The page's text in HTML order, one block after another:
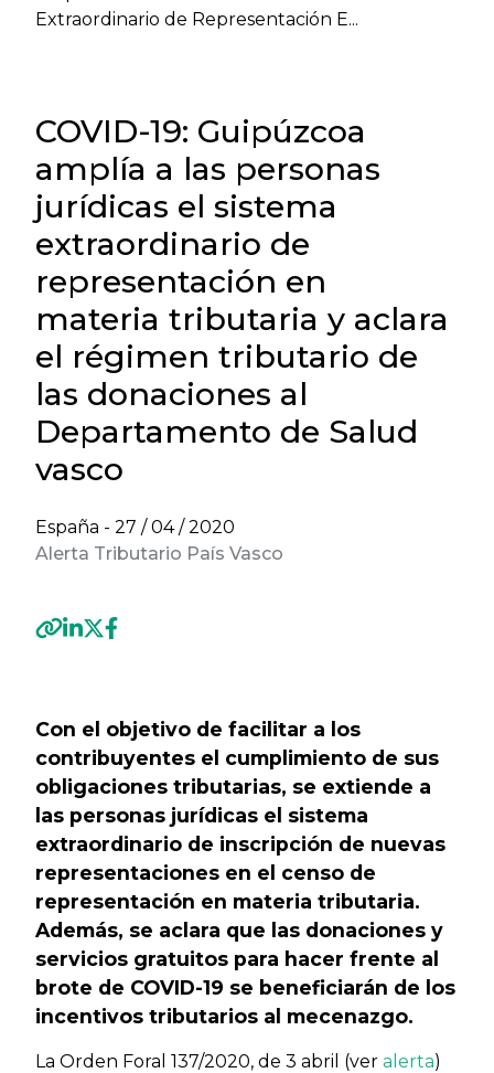
Extraordinario de Representación E...
COVID-19: Guipúzcoa
amplía a las personas
jurídicas el sistema
extraordinario de
representación en
materia tributaria y aclara
el régimen tributario de
las donaciones al
Departamento de Salud
vasco
España - 27 / 04 / 2020
Alerta Tributario País Vasco
Con el objetivo de facilitar a los
contribuyentes el cumplimiento de sus
obligaciones tributarias, se extiende a
las personas jurídicas el sistema
extraordinario de inscripción de nuevas
representaciones en el censo de
representación en materia tributaria.
Además, se aclara que las donaciones y
servicios gratuitos para hacer frente al
brote de COVID-19 se beneficiarán de los
incentivos tributarios al mecenazgo.
La Orden Foral 137/2020, de 3 abril (ver alerta)